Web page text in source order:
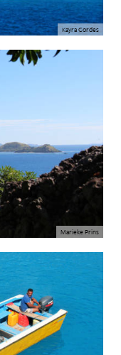
Kayra Cordes
Marieke Prins